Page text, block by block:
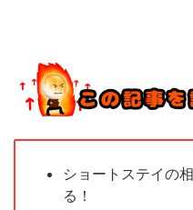
ショートステイの
る！